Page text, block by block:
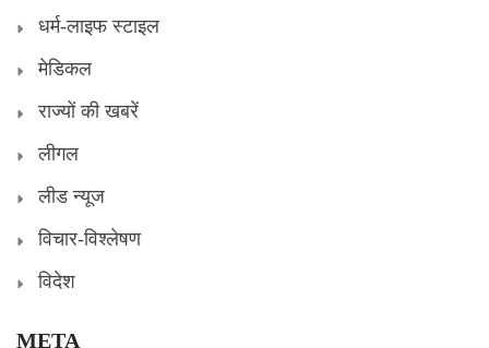
धर्म-लाइफ स्टाइल
मेडिकल
राज्यों की खबरें
लीगल
लीड न्यूज
विचार-विश्लेषण
विदेश
META